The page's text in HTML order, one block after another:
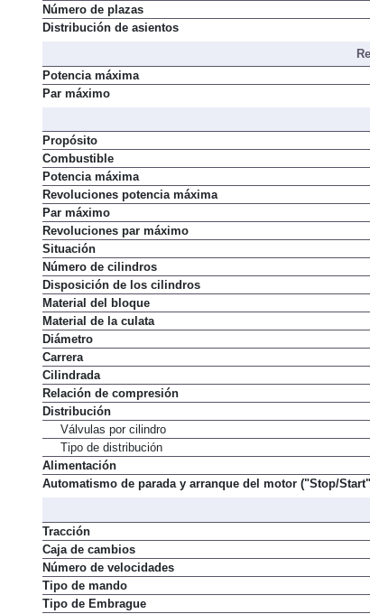
Número de plazas
Distribución de asientos
Potencia máxima
Par máximo
Propósito
Combustible
Potencia máxima
Revoluciones potencia máxima
Par máximo
Revoluciones par máximo
Situación
Número de cilindros
Disposición de los cilindros
Material del bloque
Material de la culata
Diámetro
Carrera
Cilindrada
Relación de compresión
Distribución
Válvulas por cilindro
Tipo de distribución
Alimentación
Automatismo de parada y arranque del motor ("Stop/
Tracción
Caja de cambios
Número de velocidades
Tipo de mando
Tipo de Embrague